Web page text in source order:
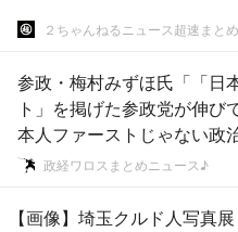
２ちゃんねるニュース超速まと
参政・梅村みずほ氏「「日
ト」を掲げた参政党が伸び
本人ファーストじゃない政
ことの証左！」ｗｗｗｗｗ
政経ワロスまとめニュース♪
【画像】埼玉クルド人写真